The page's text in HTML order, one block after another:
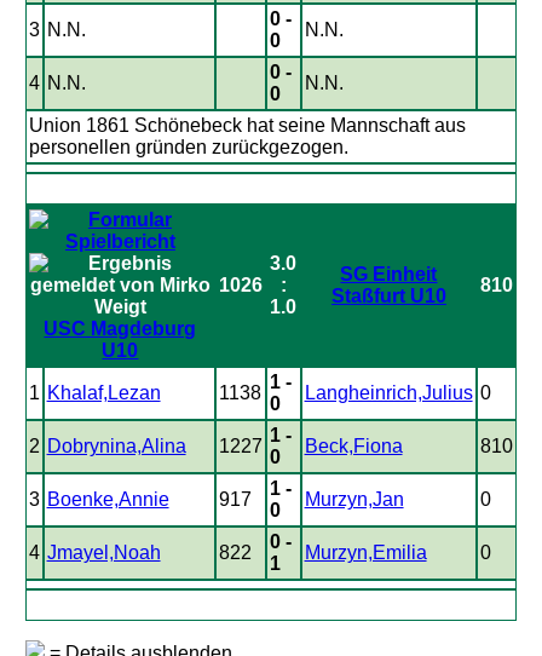
3 N.N.
0 -
0
N.N.
4 N.N.
0 -
0
N.N.
Union 1861 Schönebeck hat seine Mannschaft aus
personellen gründen zurückgezogen.
USC Magdeburg
U10
1026
3.0
:
1.0
SG Einheit
Staßfurt U10
810
1 Khalaf,Lezan 1138
1 -
0
Langheinrich,Julius 0
2 Dobrynina,Alina 1227
1 -
0
Beck,Fiona 810
3 Boenke,Annie 917
1 -
0
Murzyn,Jan 0
4 Jmayel,Noah 822
0 -
1
Murzyn,Emilia 0